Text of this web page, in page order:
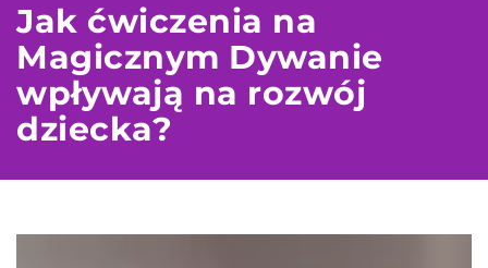
Jak ćwiczenia na
Magicznym Dywanie
wpływają na rozwój
dziecka?